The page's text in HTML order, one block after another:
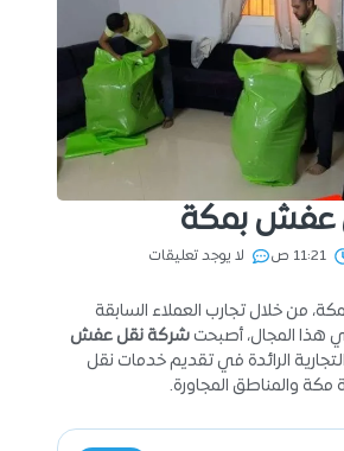
عفش بمكة
11:21 ص
لا يوجد تعليقات
من خلال تجارب العملاء السابقة
هذا المجال، أصبحت شركة نقل عفش
الرائدة في تقديم خدمات نقل
والمناطق المجاورة.